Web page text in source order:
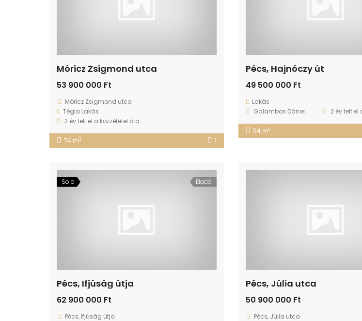
Móricz Zsigmond utca
53 900 000 Ft
Móricz Zsigmond utca
Tégla Lakás
2 év telt el a közzététel óta
74 m2 1
Pécs, Hajnóczy út
49 500 000 Ft
Lakás
Galambos Dániel
2 év telt el
54 m2
Sold Eladó
Pécs, Ifjúság útja
62 900 000 Ft
Pécs, Ifjúság útja
Pécs, Júlia utca
50 900 000 Ft
Pécs, Júlia utca